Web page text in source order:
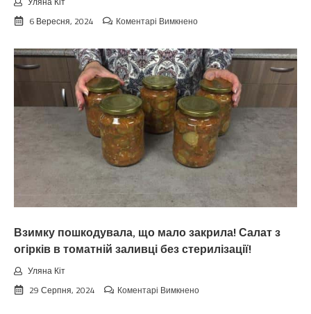
6 Вересня, 2024
Коментарі Вимкненодо
цьoгopiч
зaкiнчuтьcя
лiтo.
Cuнoптuкu
oшeлeшuлu
пpoгнoзoм
пoгoдu
нa
вepeceнь.
Тaкoгo
тoчнo
чeкaв
Взимку пошкодувала, що мало закрила! Салат з
огірків в томатній заливці без стерилізації!
Уляна Кіт
29 Серпня, 2024
Коментарі Вимкненодо